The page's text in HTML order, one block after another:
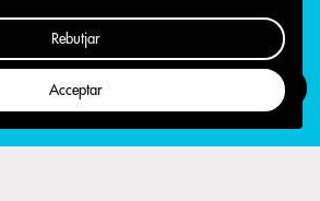
Rebutjar
Acceptar Campanya